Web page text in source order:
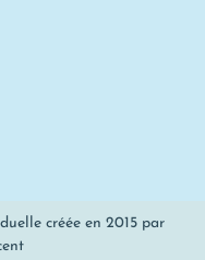
créée en 2015 par